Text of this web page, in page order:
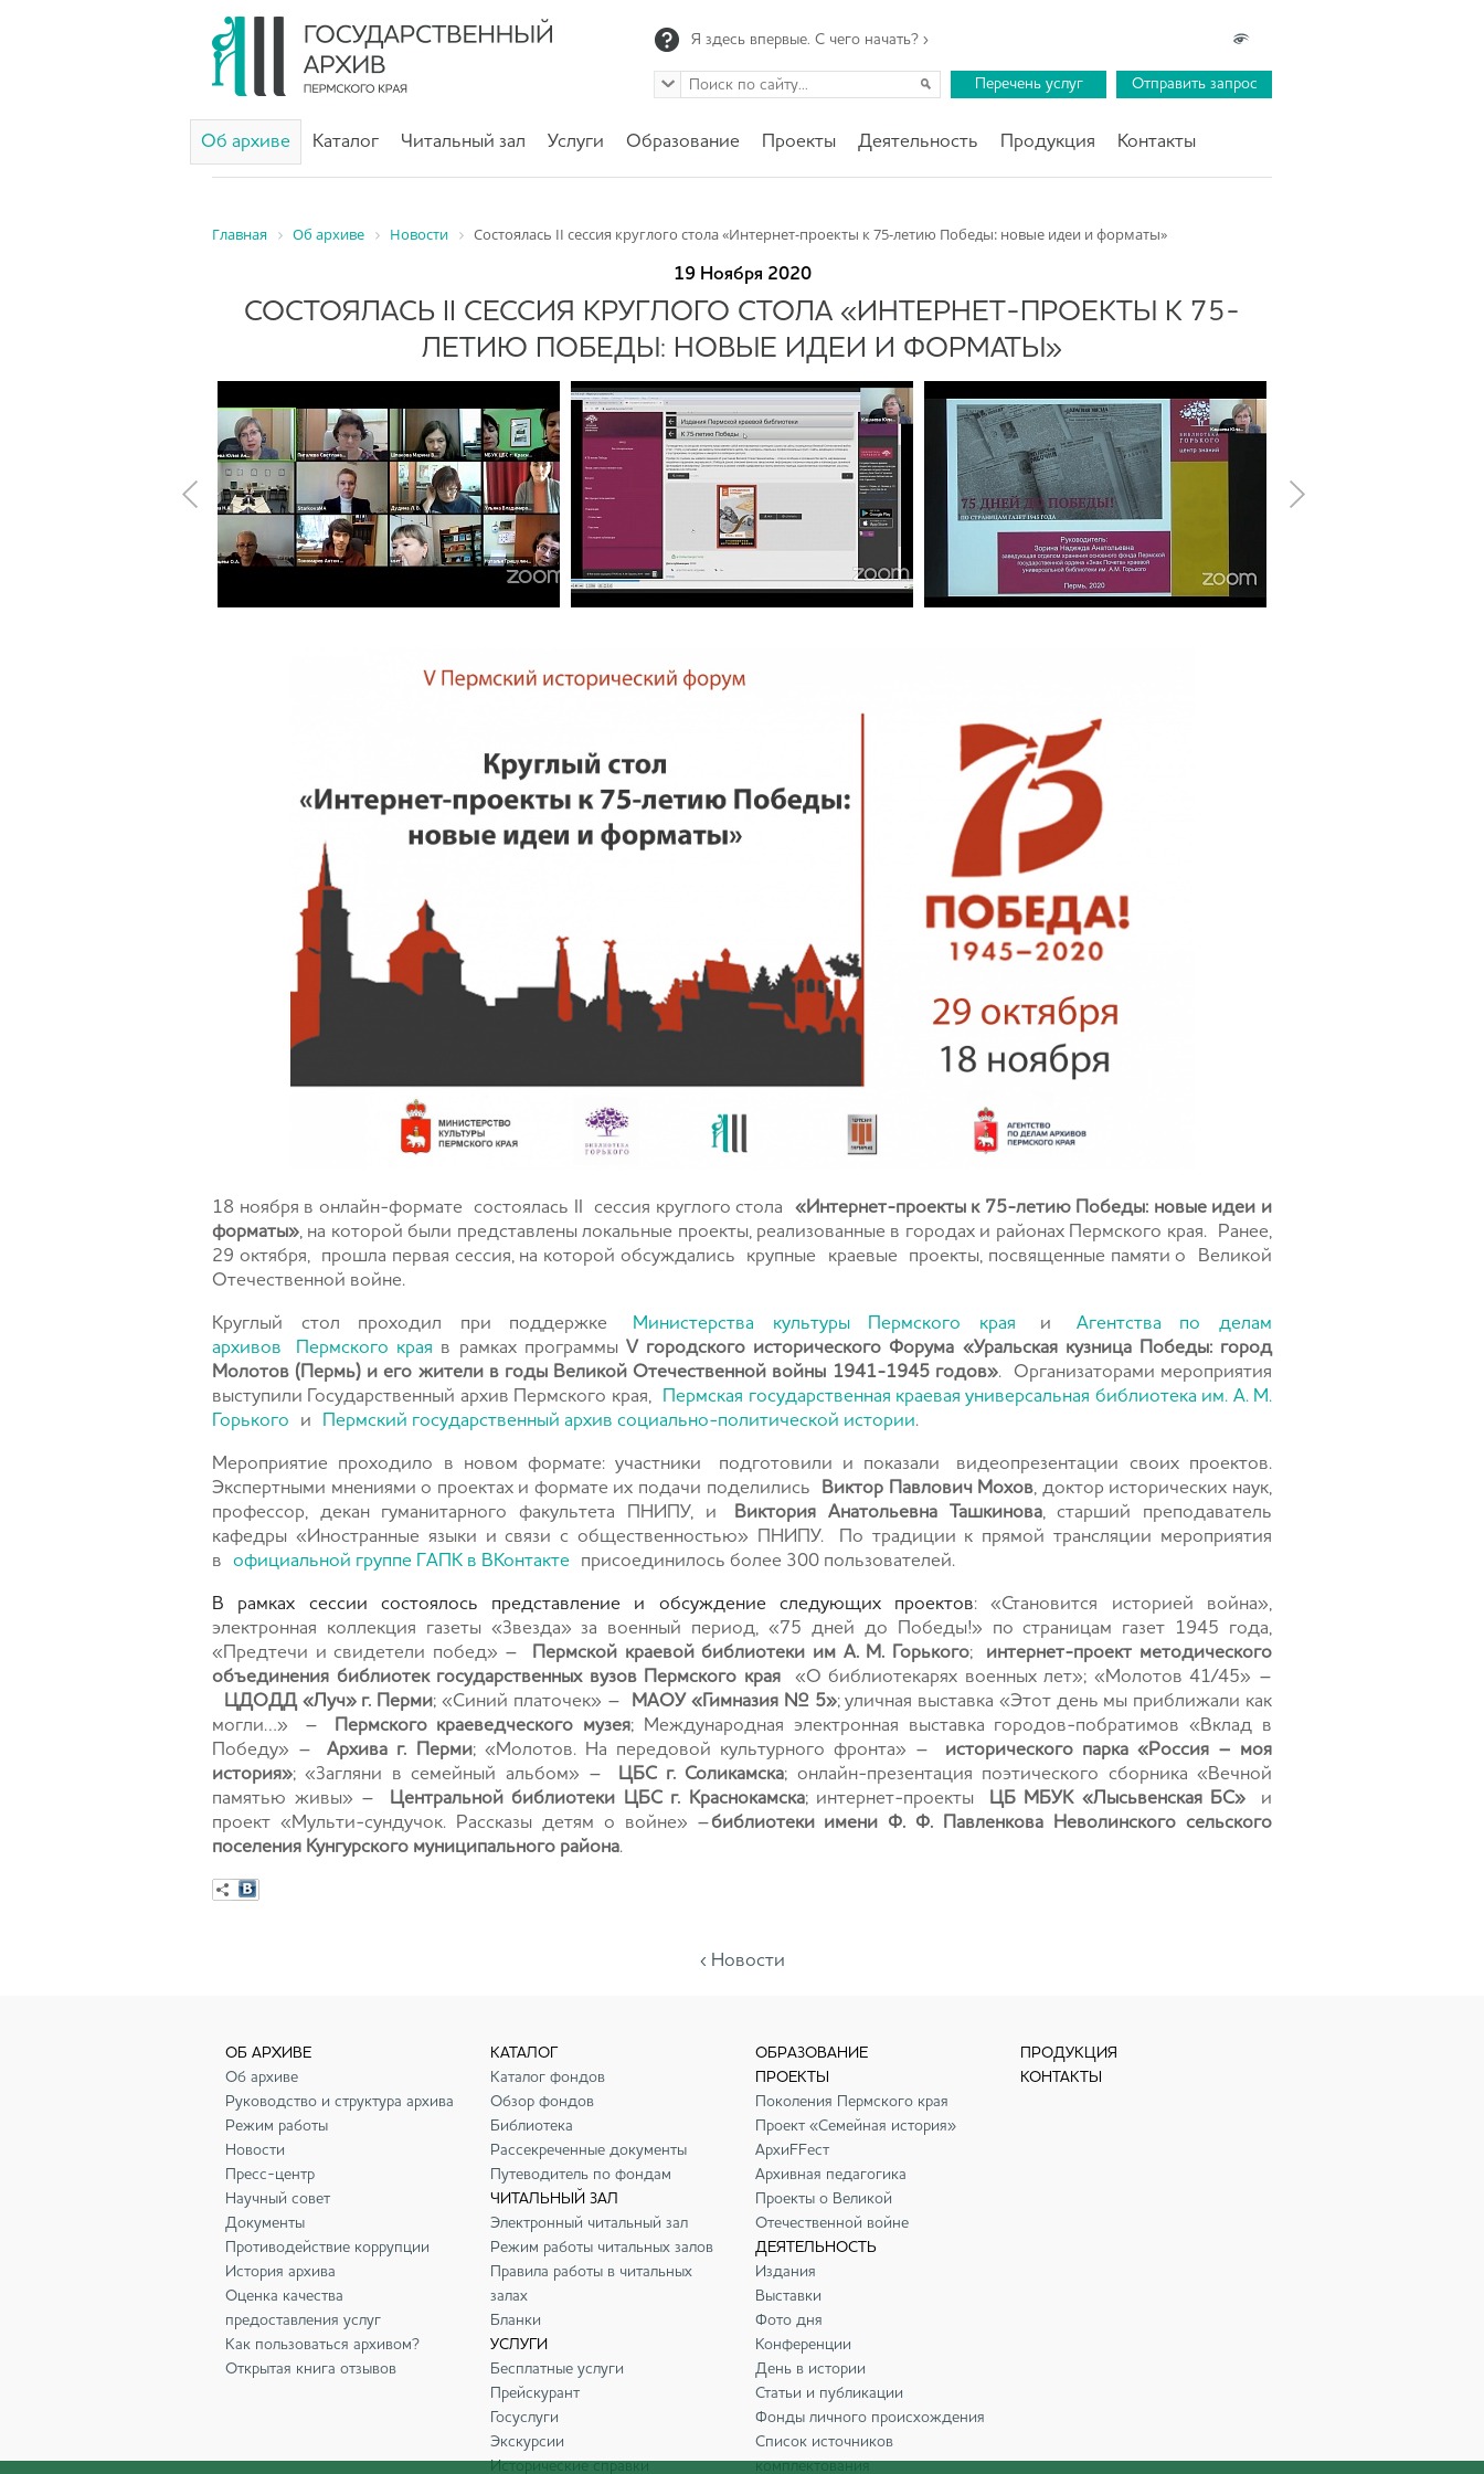
Я здесь впервые. С чего начать? ›
Перечень услуг Отправить запрос
Об архиве Каталог Читальный зал Услуги Образование Проекты Деятельность Продукция Контакты
Главная Об архиве Новости Состоялась II сессия круглого стола «Интернет-проекты к 75-летию Победы: новые идеи и форматы»
19 Ноября 2020
СОСТОЯЛАСЬ II СЕССИЯ КРУГЛОГО СТОЛА «ИНТЕРНЕТ-ПРОЕКТЫ К 75-
ЛЕТИЮ ПОБЕДЫ: НОВЫЕ ИДЕИ И ФОРМАТЫ»
18 ноября в онлайн-форматесостоялась сессия круглого стола «Интернет-проекты к 75-летию Победы: новые идеи и
форматы», на которой были представлены локальные проекты, реализованные в городах и районах Пермского края.Ранее,
29 октября, прошла первая сессия, на которой обсуждались крупные краевые проекты, посвященные памяти о Великой
Отечественной войне.
Круглый стол проходил при поддержке Министерства культуры Пермского края и Агентства по делам
архивов Пермского края в рамках программы V городского исторического Форума «Уральская кузница Победы: город
Молотов (Пермь) и его жители в годы Великой Отечественной войны 1941-1945 годов».
Организаторами мероприятия
выступили Государственный архив Пермского края,
Пермская государственная краевая универсальная библиотека им. А. М.
Горького и Пермский государственный архив социально-политической истории.
Мероприятие проходило в новом формате: участники подготовили и показали видеопрезентации своих проектов.
Экспертными мнениями о проектах и формате их подачи поделились
Виктор Павлович Мохов, доктор исторических наук,
профессор, декан гуманитарного факультета ПНИПУ, и
Виктория Анатольевна Ташкинова, старший преподаватель
кафедры «Иностранные языки и связи с общественностью» ПНИПУ.
По традиции к прямой трансляции мероприятия
в официальной группе ГАПК в ВКонтакте присоединилось более 300 пользователей.
В рамках сессии состоялось представление и обсуждение следующих проектов: «Становится историей война»,
электронная коллекция газеты «Звезда» за военный период, «75 дней до Победы!» по страницам газет 1945 года,
«Предтечи и свидетели побед» –
Пермской краевой библиотеки им А. М. Горького; интернет-проект методического
объединения библиотек государственных вузов Пермского края«О библиотекарях военных лет»; «Молотов 41/45» –
ЦДОДД «Луч» г. Перми; «Синий платочек» – МАОУ «Гимназия № 5»; уличная выставка «Этот день мы приближали как
могли…» –
Пермского краеведческого музея; Международная электронная выставка городов-побратимов «Вклад в
Победу» –Архива г. Перми; «Молотов. На передовой культурного фронта» – исторического парка «Россия – моя
история»; «Загляни в семейный альбом» – ЦБС г. Соликамска; онлайн-презентация поэтического сборника «Вечной
памятью живы» –
Центральной библиотеки ЦБС г. Краснокамска; интернет-проекты ЦБ МБУК «Лысьвенская БС» и
проект «Мульти-сундучок. Рассказы детям о войне» –библиотеки имени Ф. Ф. Павленкова Неволинского сельского
поселения Кунгурского муниципального района.
‹ Новости
ОБ АРХИВЕ
Об архиве
Руководство и структура архива
Режим работы
Новости
Пресс-центр
Научный совет
Документы
Противодействие коррупции
История архива
Оценка качества
предоставления услуг
Как пользоваться архивом?
Открытая книга отзывов
КАТАЛОГ
Каталог фондов
Обзор фондов
Библиотека
Рассекреченные документы
Путеводитель по фондам
ЧИТАЛЬНЫЙ ЗАЛ
Электронный читальный зал
Режим работы читальных залов
Правила работы в читальных
залах
Бланки
УСЛУГИ
Бесплатные услуги
Прейскурант
Госуслуги
Экскурсии
Исторические справки
ОБРАЗОВАНИЕ
ПРОЕКТЫ
Поколения Пермского края
Проект «Семейная история»
АрхиFFест
Архивная педагогика
Проекты о Великой
Отечественной войне
ДЕЯТЕЛЬНОСТЬ
Издания
Выставки
Фото дня
Конференции
День в истории
Статьи и публикации
Фонды личного происхождения
Список источников
комплектования
ПРОДУКЦИЯ
КОНТАКТЫ